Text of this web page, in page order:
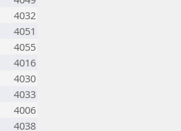
4032
4051
4055
4016
4030
4033
4006
4038